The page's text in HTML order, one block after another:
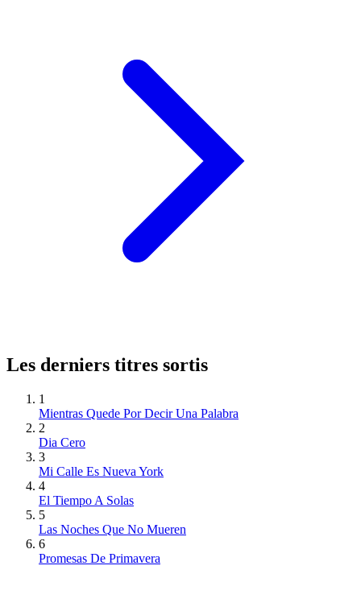
Les derniers titres sortis
1
Mientras Quede Por Decir Una Palabra
2
Dia Cero
3
Mi Calle Es Nueva York
4
El Tiempo A Solas
5
Las Noches Que No Mueren
6
Promesas De Primavera